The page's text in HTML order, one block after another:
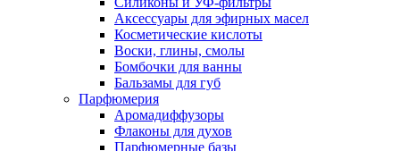
Аксессуары для эфирных масел
Косметические кислоты
Воски, глины, смолы
Бомбочки для ванны
Бальзамы для губ
Парфюмерия
Аромадиффузоры
Флаконы для духов
Парфюмерные базы